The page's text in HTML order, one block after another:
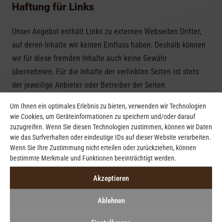
Um Ihnen ein optimales Erlebnis zu bieten, verwenden wir Technologien
wie Cookies, um Geräteinformationen zu speichern und/oder darauf
zuzugreifen. Wenn Sie diesen Technologien zustimmen, können wir Daten
wie das Surfverhalten oder eindeutige IDs auf dieser Website verarbeiten.
Wenn Sie Ihre Zustimmung nicht erteilen oder zurückziehen, können
bestimmte Merkmale und Funktionen beeinträchtigt werden.
Akzeptieren
Ablehnen
Haftung für Links
Unser Angebot enthält Links zu externen Webseiten Dritter,
auf deren Inhalte wir keinen Einfluss haben. Deshalb können
wir für diese fremden Inhalte auch keine Gewähr
übernehmen. Für die Inhalte der verlinkten Seiten ist stets
der jeweilige Anbieter oder Betreiber der Seiten
der Verlinkung auf mögliche Rechtsverstöße überprüft.
Rechtswidrige Inhalte waren zum Zeitpunkt der Verlinkung
nicht erkennbar. Eine permanente inhaltliche Kontrolle der
verlinkten Seiten ist jedoch ohne konkrete Anhaltspunkte
einer Rechtsverletzung nicht zumutbar. Bei Bekanntwerden
von Rechtsverletzungen werden wir derartige Links
umgehend entfernen.